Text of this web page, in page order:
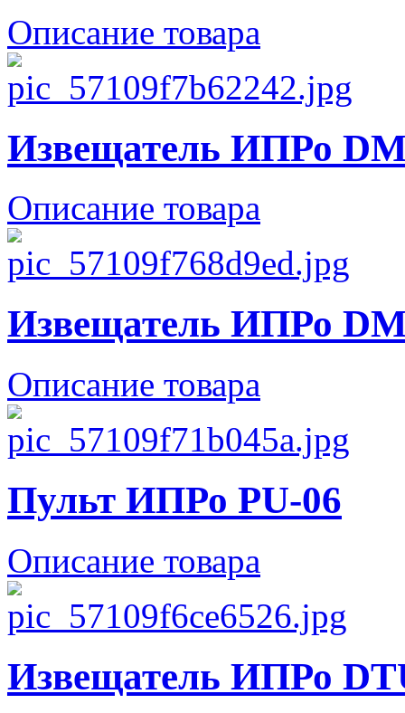
Описание товара
Извещатель ИПРо
Описание товара
Извещатель ИПРо
Описание товара
Пульт ИПРо PU-06
Описание товара
Извещатель ИПРо